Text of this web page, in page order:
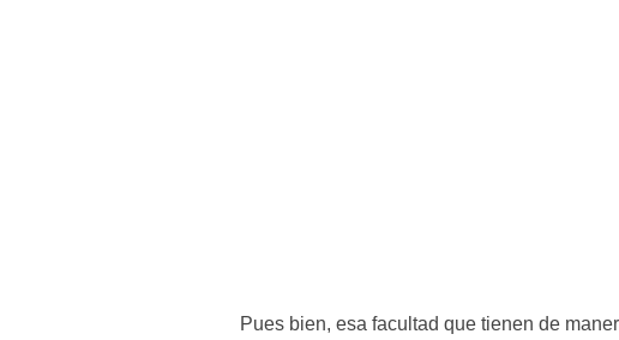
Pues bien, esa facultad que tienen de